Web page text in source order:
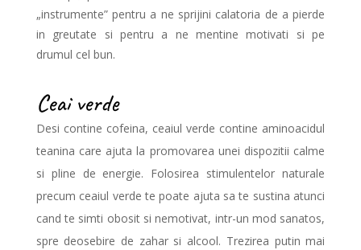
„instrumente” pentru a ne sprijini calatoria de a pierde
in greutate si pentru a ne mentine motivati si pe
drumul cel bun.
Ceai verde
Desi contine cofeina, ceaiul verde contine aminoacidul
teanina care ajuta la promovarea unei dispozitii calme
si pline de energie. Folosirea stimulentelor naturale
precum ceaiul verde te poate ajuta sa te sustina atunci
cand te simti obosit si nemotivat, intr-un mod sanatos,
spre deosebire de zahar si alcool. Trezirea putin mai